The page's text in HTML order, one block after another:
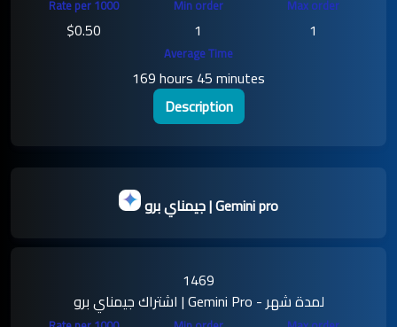
$0.50
1
1
169 hours 45 minutes
Description
جيمناي برو | Gemini pro
1469
اشتراك جيمناي برو | Gemini Pro - لمدة شهر